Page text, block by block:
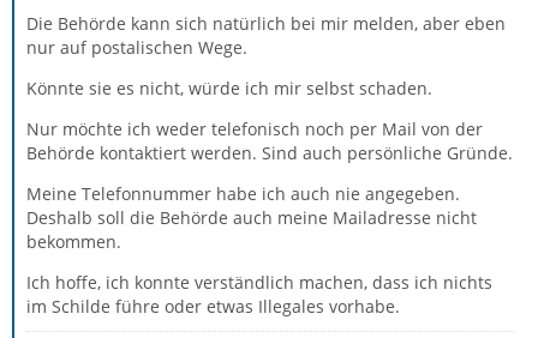
Die Behörde kann sich natürlich bei mir melden, aber eben
nur auf postalischen Wege.
Könnte sie es nicht, würde ich mir selbst schaden.
Nur möchte ich weder telefonisch noch per Mail von der
Behörde kontaktiert werden. Sind auch persönliche Gründe.
Meine Telefonnummer habe ich auch nie angegeben.
Deshalb soll die Behörde auch meine Mailadresse nicht
bekommen.
Ich hoffe, ich konnte verständlich machen, dass ich nichts
im Schilde führe oder etwas Illegales vorhabe.